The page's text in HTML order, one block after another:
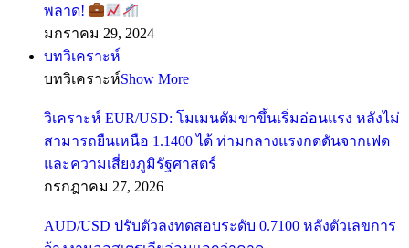
พลาด!
มกราคม 29, 2024
บทวิเคราะห์
บทวิเคราะห์Show More
วิเคราะห์ EUR/USD: โมเมนตัมขาขึ้นเริ่มอ่อนแรง หลังไม่
สามารถยืนเหนือ 1.1400 ได้ ท่ามกลางแรงกดดันจากเฟด
และความเสี่ยงภูมิรัฐศาสตร์
กรกฎาคม 27, 2026
AUD/USD ปรับตัวลงทดสอบระดับ 0.7100 หลังตัวเลขการ